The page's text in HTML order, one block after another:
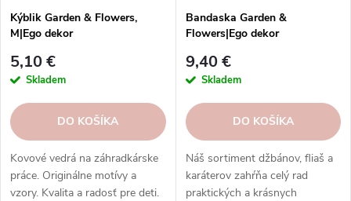
u
k
t
o
v
d
u
k
t
v
Kýblik Garden & Flowers,
M|Ego dekor
5,10 €
Skladem
DO KOŠÍKA
Kovové vedrá na záhradkárske
práce. Originálne motívy a
vzory. Kvalita a radosť pre deti.
Bandaska Garden &
Flowers|Ego dekor
9,40 €
Skladem
DO KOŠÍKA
Náš sortiment džbánov, fliaš a
karáterov zahŕňa celý rad
praktických a krásnych